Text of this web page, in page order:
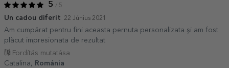
5 / 5
Un cadou diferit 22 Június 2021
Am cumpărat pentru fini aceasta pernuta personalizata și am fost
plăcut impresionata de rezultat
Fordítás mutatása
Catalina,
Románia